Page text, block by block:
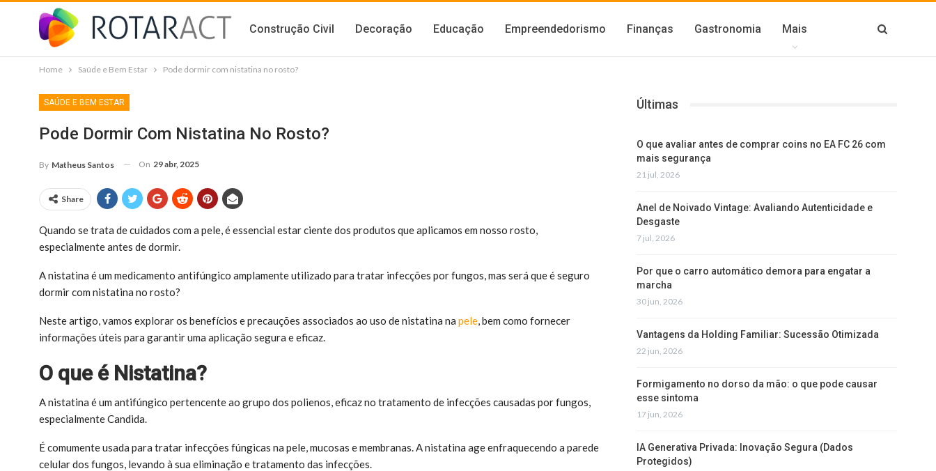
Construção Civil Decoração Educação Empreendedorismo Finanças Gastronomia Mais
Home Saúde e Bem Estar Pode dormir com nistatina no rosto?
SAÚDE E BEM ESTAR
Pode Dormir Com Nistatina No Rosto?
By Matheus Santos On 29 abr, 2025
Share
Quando se trata de cuidados com a pele, é essencial estar ciente dos produtos que aplicamos em nosso rosto,
especialmente antes de dormir.
A nistatina é um medicamento antifúngico amplamente utilizado para tratar infecções por fungos, mas será que é seguro
dormir com nistatina no rosto?
Neste artigo, vamos explorar os benefícios e precauções associados ao uso de nistatina na pele, bem como fornecer
informações úteis para garantir uma aplicação segura e eficaz.
O que é Nistatina?
A nistatina é um antifúngico pertencente ao grupo dos polienos, eficaz no tratamento de infecções causadas por fungos,
especialmente Candida.
É comumente usada para tratar infecções fúngicas na pele, mucosas e membranas. A nistatina age enfraquecendo a parede
celular dos fungos, levando à sua eliminação e tratamento das infecções.
Últimas
O que avaliar antes de comprar coins no EA FC 26 com
mais segurança
21 jul, 2026
Anel de Noivado Vintage: Avaliando Autenticidade e
Desgaste
7 jul, 2026
Por que o carro automático demora para engatar a
marcha
30 jun, 2026
Vantagens da Holding Familiar: Sucessão Otimizada
22 jun, 2026
Formigamento no dorso da mão: o que pode causar
esse sintoma
17 jun, 2026
IA Generativa Privada: Inovação Segura (Dados
Protegidos)